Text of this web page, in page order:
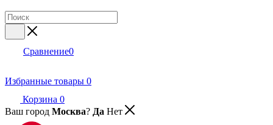
Сравнение0
Избранные товары 0
Корзина 0
Ваш город Москва? Да Нет